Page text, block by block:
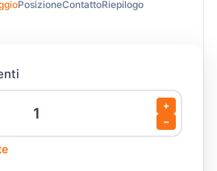
PosizioneContattoRiepilogo
+
−